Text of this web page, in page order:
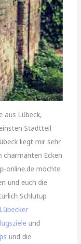
aus Lübeck,
Stadtteil
liegt mir sehr
charmanten Ecken
online.de möchte
und euch die
Schlutup
Lübecker
und
und die